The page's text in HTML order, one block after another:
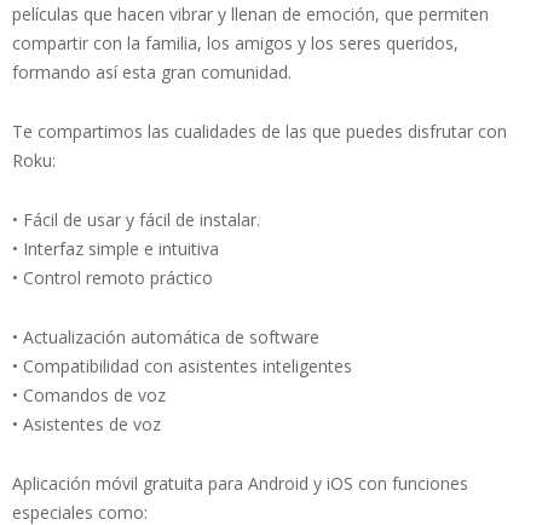
películas que hacen vibrar y llenan de emoción, que permiten
compartir con la familia, los amigos y los seres queridos,
formando así esta gran comunidad.
Te compartimos las cualidades de las que puedes disfrutar con
Roku:
• Fácil de usar y fácil de instalar.
• Interfaz simple e intuitiva
• Control remoto práctico
• Actualización automática de software
• Compatibilidad con asistentes inteligentes
• Comandos de voz
• Asistentes de voz
Aplicación móvil gratuita para Android y iOS con funciones
especiales como: